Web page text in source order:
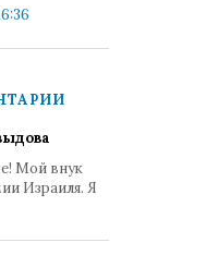
Мой внук
Израиля. Я